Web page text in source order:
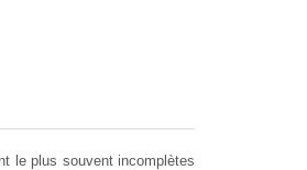
le plus souvent incomplètes